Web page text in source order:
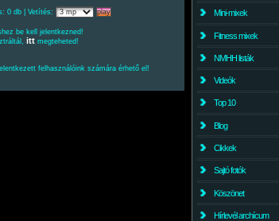
0 db | Vetítés:
be kell jelentkezned!
ittmegteheted!
felhasználóink számára érhető el!
Mini-mixek
Fitness mixek
NMHH listák
Videók
Top 10
Blog
Cikkek
Sajtó fotók
Köszönet
Hírlevél archícum